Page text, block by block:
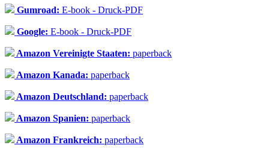
Gumroad: E-book - Druck-PDF
Google: E-book - Druck-PDF
Amazon Vereinigte Staaten: paperback
Amazon Kanada: paperback
Amazon Deutschland: paperback
Amazon Spanien: paperback
Amazon Frankreich: paperback